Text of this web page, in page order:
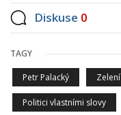
Diskuse 0
TAGY
Petr Palacký Zelení
Politici vlastními slovy